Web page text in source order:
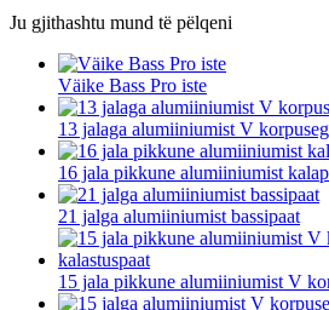
Ju gjithashtu mund të pëlqeni
Väike Bass Pro iste
13 jalaga alumiiniumist V
16 jala pikkune alumiiniumist
21 jalga alumiiniumist bassipaat
15 jala pikkune alumiiniumist V